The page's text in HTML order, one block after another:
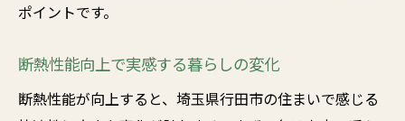
ポイントです。
断熱性能向上で実感する暮らしの変化
断熱性能が向上すると、埼玉県行田市の住まいで感じる